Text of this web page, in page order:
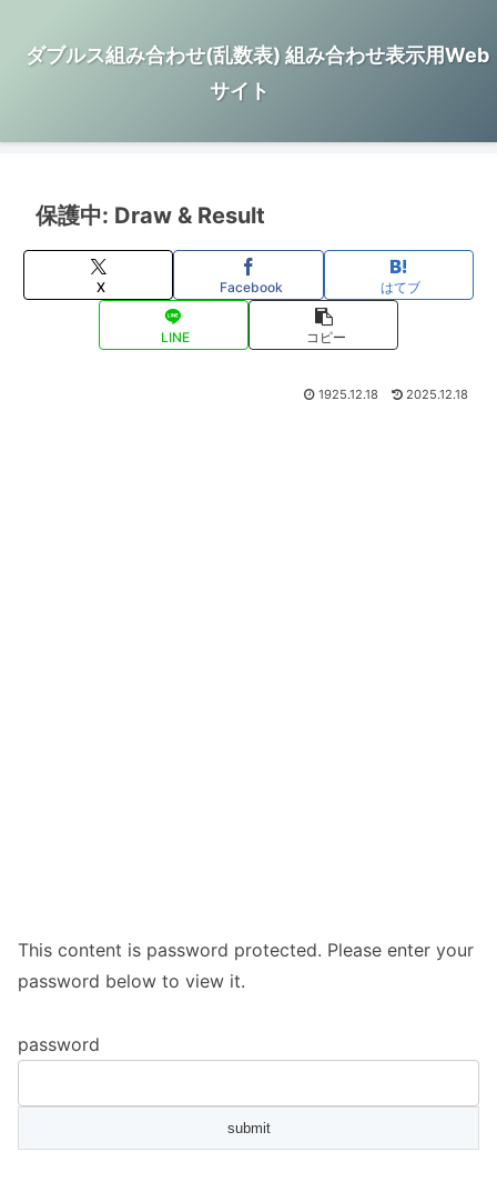
ダブルス組み合わせ(乱数表) 組み合わせ表示用Web
サイト
保護中: Draw & Result
X Facebook はてブ
LINE コピー
1925.12.18 2025.12.18
This content is password protected. Please enter your
password below to view it.
password